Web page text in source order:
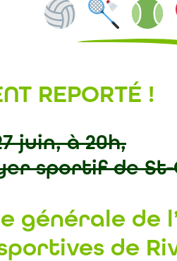
REPORTÉ !
juin, à 20h,
sportif de St-
générale de
de